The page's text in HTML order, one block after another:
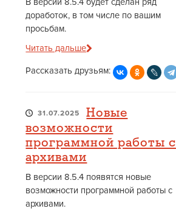
доработок, в том числе по вашим
просьбам.
Читать дальше
Рассказать друзьям:
31.07.2025
Новые
возможности
программной работы с
архивами
В версии 8.5.4 появятся новые
возможности программной работы с
архивами.